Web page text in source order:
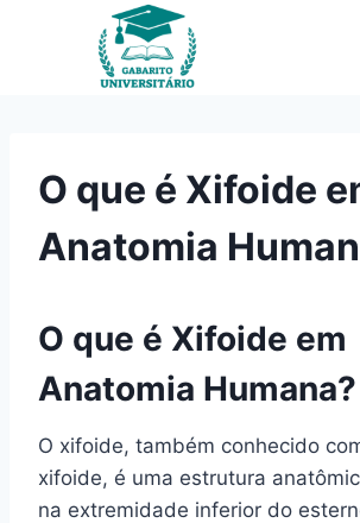
O que é Xifoide
Anatomia
O que é Xifoide em
Anatomia Humana?
O xifoide, também conhecido
xifoide, é uma estrutura
na extremidade inferior do